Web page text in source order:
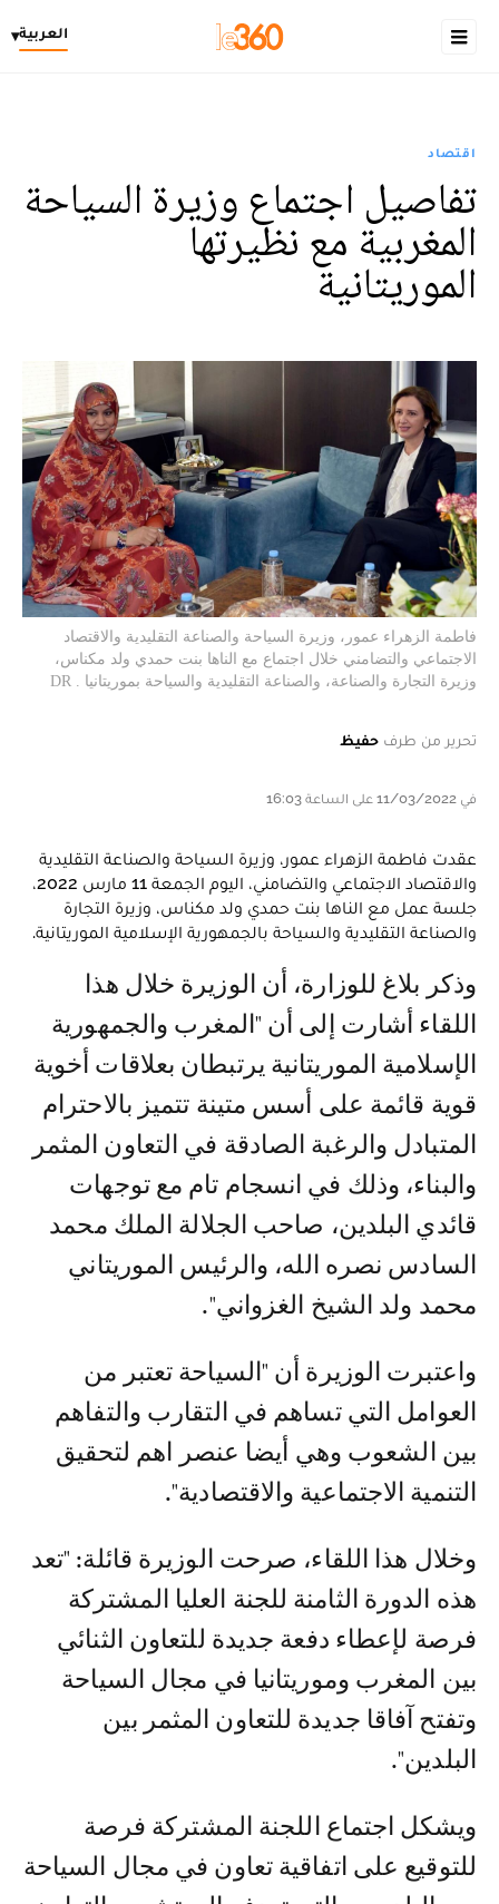
العربية▾
اقتصاد
تفاصيل اجتماع وزيرة السياحة
المغربية مع نظيرتها
الموريتانية
فاطمة الزهراء عمور، وزيرة السياحة والصناعة التقليدية والاقتصاد
الاجتماعي والتضامني خلال اجتماع مع الناها بنت حمدي ولد مكناس،
وزيرة التجارة والصناعة، والصناعة التقليدية والسياحة بموريتانيا . DR
تحرير من طرف حفيظ
في 11/03/2022 على الساعة 16:03
عقدت فاطمة الزهراء عمور، وزيرة السياحة والصناعة التقليدية
والاقتصاد الاجتماعي والتضامني، اليوم الجمعة 11 مارس 2022،
جلسة عمل مع الناها بنت حمدي ولد مكناس، وزيرة التجارة
والصناعة التقليدية والسياحة بالجمهورية الإسلامية الموريتانية.
وذكر بلاغ للوزارة، أن الوزيرة خلال هذا
اللقاء أشارت إلى أن "المغرب والجمهورية
الإسلامية الموريتانية يرتبطان بعلاقات أخوية
قوية قائمة على أسس متينة تتميز بالاحترام
المتبادل والرغبة الصادقة في التعاون المثمر
والبناء، وذلك في انسجام تام مع توجهات
قائدي البلدين، صاحب الجلالة الملك محمد
السادس نصره الله، والرئيس الموريتاني
محمد ولد الشيخ الغزواني".
واعتبرت الوزيرة أن "السياحة تعتبر من
العوامل التي تساهم في التقارب والتفاهم
بين الشعوب وهي أيضا عنصر اهم لتحقيق
التنمية الاجتماعية والاقتصادية".
وخلال هذا اللقاء، صرحت الوزيرة قائلة: "تعد
هذه الدورة الثامنة للجنة العليا المشتركة
فرصة لإعطاء دفعة جديدة للتعاون الثنائي
بين المغرب وموريتانيا في مجال السياحة
وتفتح آفاقا جديدة للتعاون المثمر بين
البلدين".
ويشكل اجتماع اللجنة المشتركة فرصة
للتوقيع على اتفاقية تعاون في مجال السياحة